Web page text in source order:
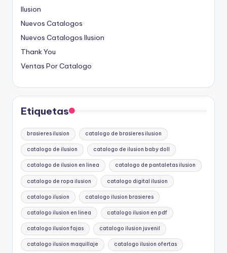
Ilusion
Nuevos Catalogos
Nuevos Catalogos Ilusion
Thank You
Ventas Por Catalogo
Etiquetas
brasieres ilusion catalogo de brasieres ilusion
catalogo de ilusion catalogo de ilusion baby doll
catalogo de ilusion en linea catalogo de pantaletas ilusion
catalogo de ropa ilusion catalogo digital ilusion
catalogo ilusion catalogo ilusion brasieres
catalogo ilusion en linea catalogo ilusion en pdf
catalogo ilusion fajas catalogo ilusion juvenil
catalogo ilusion maquillaje catalogo ilusion ofertas